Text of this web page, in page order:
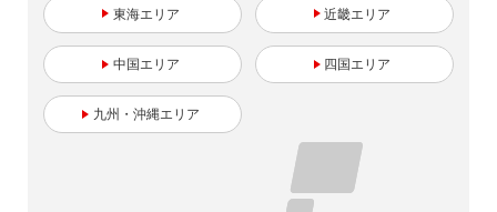
東海 近畿
中国 四国
九州・沖縄